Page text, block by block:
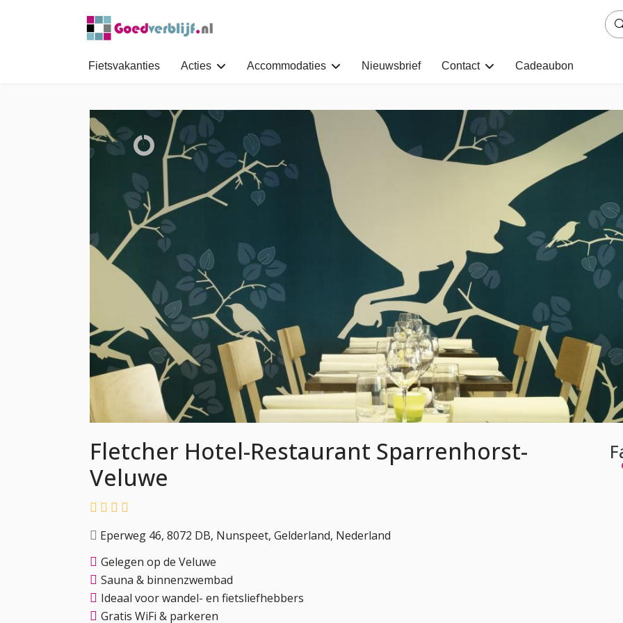
Fietsvakanties Acties Accommodaties Nieuwsbrief Contact Cadeaubon
Fletcher Hotel-Restaurant Sparrenhorst-
Veluwe
Eperweg 46, 8072 DB, Nunspeet, Gelderland, Nederland
Gelegen op de Veluwe
Sauna & binnenzwembad
Ideaal voor wandel- en fietsliefhebbers
Gratis WiFi & parkeren